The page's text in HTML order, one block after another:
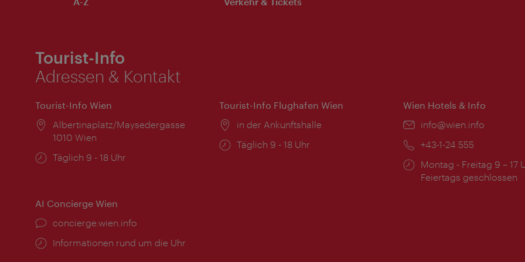
Tourist-Info
Adressen & Kontakt
Tourist-Info Wien
Ort:
Albertinaplatz/Maysedergasse
1010 Wien
Öffnungszeiten:
Täglich 9 - 18 Uhr
Tourist-Info Flughafen Wien
Ort:
in der Ankunftshalle
Öffnungszeiten:
Täglich 9 - 18 Uhr
Wien Hotels & Info
Email:
info@wien.info
Telefon:
+43-1-24 555
Öffnungszeiten:
Montag - Freitag 9 – 17
Feiertags geschlossen
AI Concierge Wien
Ort:
concierge.wien.info
Öffnungszeiten:
Informationen rund um die Uhr